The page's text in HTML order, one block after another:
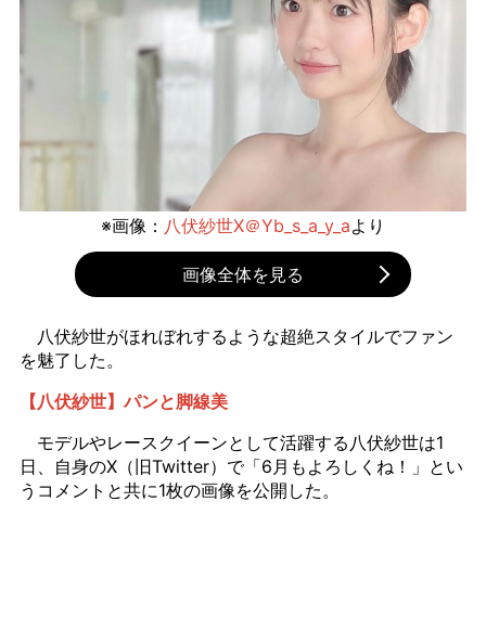
※画像： 八伏紗世X＠Yb_s_a_y_aより
画像全体を見る
八伏紗世がほれぼれするような超絶スタイルでファン
を魅了した。
【八伏紗世】パンと脚線美
モデルやレースクイーンとして活躍する八伏紗世は1
日、自身のX（旧Twitter）で「6月もよろしくね！」とい
うコメントと共に1枚の画像を公開した。